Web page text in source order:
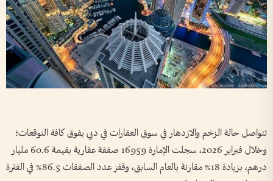
تتواصل حالة الزخم والازدهار في سوق العقارات في دبي يفوق كافة التوقعات؛
وخلال فبراير 2026، سجلت الإمارة 16959 صفقة عقارية بقيمة 60.6 مليار
درهم، بزيادة 18% مقارنة بالعام السابق، وقفز عدد الصفقات 86.5% في الفترة